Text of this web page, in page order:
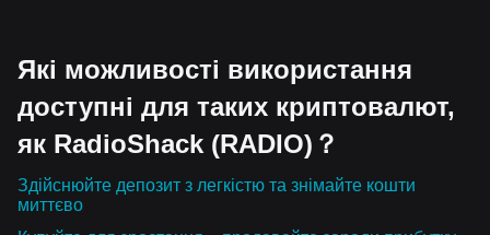
Які можливості використання
доступні для таких криптовалют,
як RadioShack (RADIO)？
Здійснюйте депозит з легкістю та знімайте кошти
миттєво